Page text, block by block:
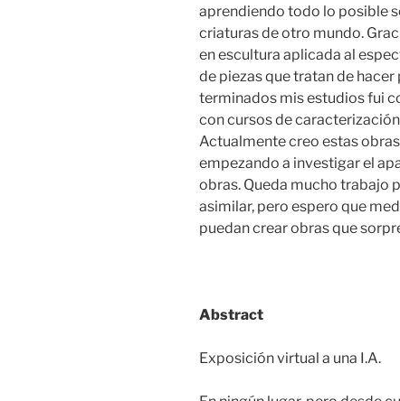
aprendiendo todo lo posible
criaturas de otro mundo.
en escultura aplicada al
de piezas que tratan de hacer
terminados mis estudios fui
con cursos de
Actualmente creo estas
empezando a investigar el
obras. Queda mucho trabajo
asimilar, pero espero que
puedan crear obras que
Abstract
Exposición virtual a una I.A.